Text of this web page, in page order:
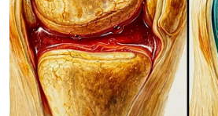
terhadap Muhyiddin
PRK Kemaman perintis sistem
raya baharu - SPR
PRK Kemaman: Ahmad
keluar mengundi tinggi
Flashmob bertukar kecoh,
bertengkar